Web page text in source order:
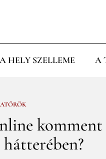
A HELY SZELLEME A